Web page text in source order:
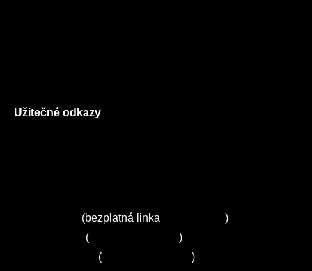
Užitečné odkazy
(bezplatná linka
)
(
)
(
)